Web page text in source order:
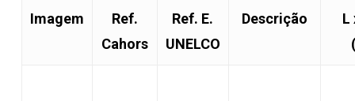
Imagem
Ref.
Cahors
Ref. E.
UNELCO
Descrição
L